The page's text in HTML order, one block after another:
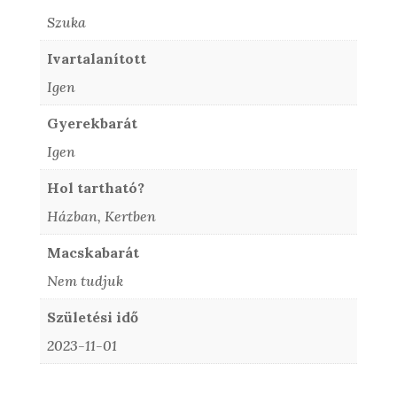
Szuka
Ivartalanított
Igen
Gyerekbarát
Igen
Hol tartható?
Házban, Kertben
Macskabarát
Nem tudjuk
Születési idő
2023-11-01